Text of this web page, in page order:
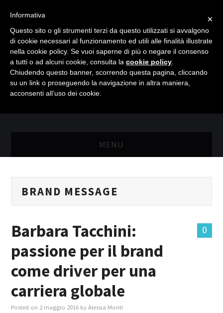
MENU
MASTER MARKETING & RETAIL
MASTER IN FOOD & BEVERAGE
GIURISTI IN AZIENDA
TUTTI
BRAND MESSAGE
0
Barbara Tacchini:
passione per il brand
come driver per una
carriera globale
Posted on 2 maggio 2016 byAlessia Monti
×
Informativa
Questo sito o gli strumenti terzi da questo utilizzati si avvalgono
di cookie necessari al funzionamento ed utili alle finalità illustrate
nella cookie policy. Se vuoi saperne di più o negare il consenso
a tutti o ad alcuni cookie, consulta la cookie policy
Chiudendo questo banner, scorrendo questa pagina, cliccando
su un link o proseguendo la navigazione in altra maniera,
acconsenti all’uso dei cookie.